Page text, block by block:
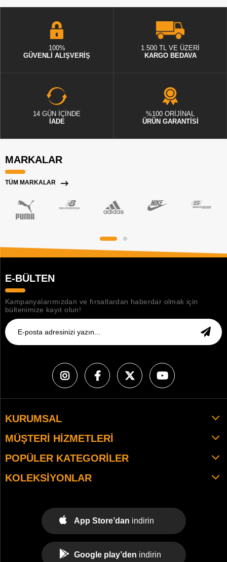
100%
GÜVENLİ ALIŞVERİŞ
1.500 TL VE ÜZERİ
KARGO BEDAVA
14 GÜN İÇİNDE
İADE
%100 ORİJİNAL
ÜRÜN GARANTİSİ
MARKALAR
TÜM MARKALAR
E-BÜLTEN
Kampanyalarımızdan ve fırsatlardan haberdar olmak için
bültenimize kayıt olun!
KURUMSAL
MÜŞTERI HIZMETLERI
POPÜLER KATEGORILER
KOLEKSIYONLAR
App Store’dan indirin
Google play’den indirin